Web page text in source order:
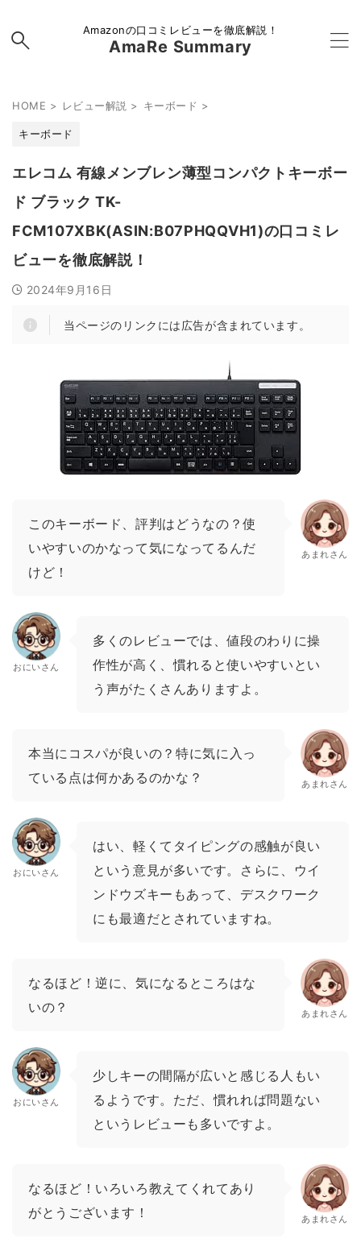
Amazonの口コミレビューを徹底解説！
AmaRe Summary
HOME > レビュー解説 > キーボード >
キーボード
エレコム 有線メンブレン薄型コンパクトキーボー
ド ブラック TK-
FCM107XBK(ASIN:B07PHQQVH1)の口コミレ
ビューを徹底解説！
2024年9月16日
当ページのリンクには広告が含まれています。
このキーボード、評判はどうなの？使
いやすいのかなって気になってるんだ
けど！
あまれさん
おにいさん
多くのレビューでは、値段のわりに操
作性が高く、慣れると使いやすいとい
う声がたくさんありますよ。
本当にコスパが良いの？特に気に入っ
ている点は何かあるのかな？
あまれさん
おにいさん
はい、軽くてタイピングの感触が良い
という意見が多いです。さらに、ウイ
ンドウズキーもあって、デスクワーク
にも最適だとされていますね。
なるほど！逆に、気になるところはな
いの？
あまれさん
おにいさん
少しキーの間隔が広いと感じる人もい
るようです。ただ、慣れれば問題ない
というレビューも多いですよ。
なるほど！いろいろ教えてくれてあり
がとうございます！
あまれさん